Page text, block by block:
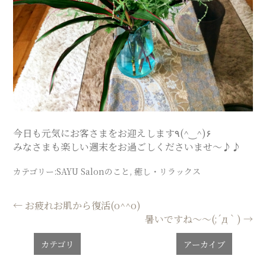
SAYU
CHIGASAKI
SALON
今日も元気にお客さまをお迎えします٩(^‿^)۶
みなさまも楽しい週末をお過ごしくださいませ〜♪♪
カテゴリー:SAYU Salonのこと ,癒し・リラックス
投
← お疲れお肌から復活(o^^o)
暑いですね〜〜(;´д｀) →
カテゴリ アーカイブ